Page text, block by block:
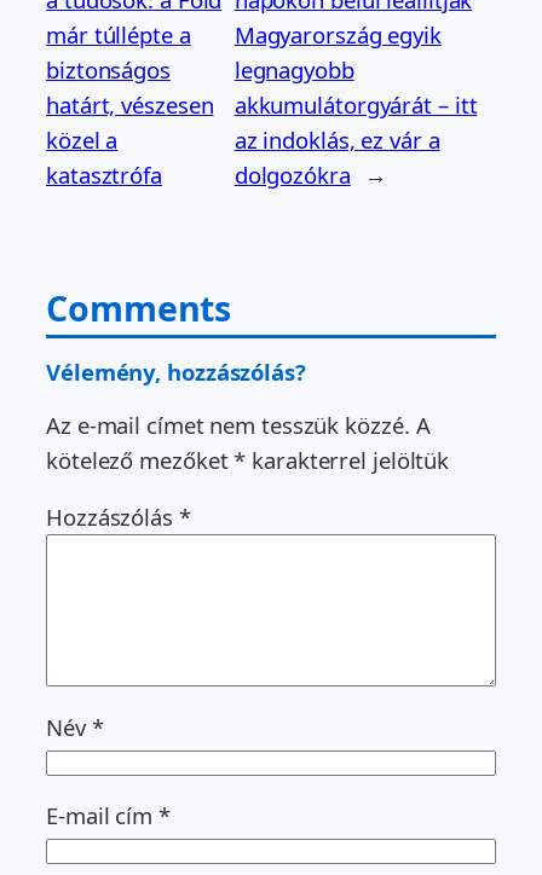
már túllépte a
biztonságos
határt, vészesen
közel a
katasztrófa
Magyarország egyik
legnagyobb
akkumulátorgyárát – itt
az indoklás, ez vár a
dolgozókra →
Comments
Vélemény, hozzászólás?
Az e-mail címet nem tesszük közzé. A
kötelező mezőket* karakterrel jelöltük
Hozzászólás *
Név*
E-mail cím *